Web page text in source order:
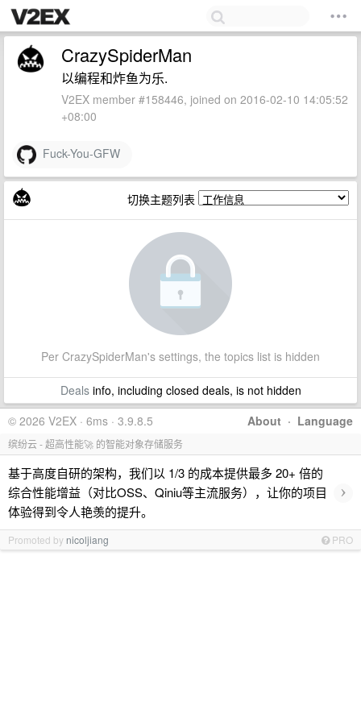
CrazySpiderMan
以编程和炸鱼为乐.
V2EX member #158446, joined on 2016-02-10 14:05:52
+08:00
Fuck-You-GFW
切换主题列表
Per CrazySpiderMan's settings, the topics list is hidden
Dealsinfo, including closed deals, is not hidden
About · Language
© 2026 V2EX · 6ms · 3.9.8.5
缤纷云 - 超高性能🚀 的智能对象存储服务
基于高度自研的架构，我们以 1/3 的成本提供最多 20+ 倍的
综合性能增益（对比OSS、Qiniu等主流服务），让你的项目
体验得到令人艳羡的提升。
›
Promoted by nicoljiang PRO